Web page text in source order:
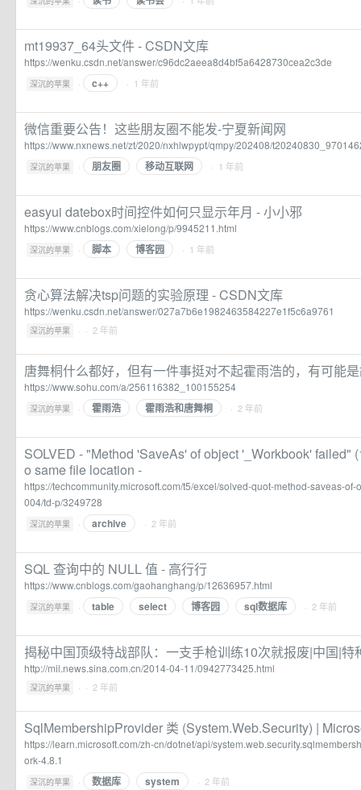
mt19937_64头文件 - CSDN文库
https://wenku.csdn.net/answer/c96dc2aeea8d4bf5a6428730cea2c3de
深沉的苹果 · c++ · 1 年前
微信重要公告！这些朋友圈不能发-宁夏新闻网
https://www.nxnews.net/zt/2020/nxhlwpypt/qmpy/202408/
深沉的苹果 · 朋友圈 移动互联网 · 1 年前
easyui datebox时间控件如何只显示年月 - 小小邪
https://www.cnblogs.com/xielong/p/9945211.html
深沉的苹果 · 脚本 博客园 · 1 年前
贪心算法解决tsp问题的实验原理 - CSDN文库
https://wenku.csdn.net/answer/027a7b6e1982463584227e1f5c6a9761
深沉的苹果 · · 2 年前
唐舞桐什么都好，但有一件事挺对不起霍雨浩的，有可能
https://www.sohu.com/a/256116382_100155254
深沉的苹果 · 霍雨浩 霍雨浩和唐舞桐 · 2 年前
SOLVED - "Method 'SaveAs' of object '_Workbook' failed"
o same file location -
https://techcommunity.microsoft.com/t5/excel/solved-quot-method-saveas-
004/td-p/3249728
深沉的苹果 · archive · 2 年前
SQL 查询中的 NULL 值 - 高行行
https://www.cnblogs.com/gaohanghang/p/12636957.html
深沉的苹果 · table select 博客园 sql数据库 · 2 年前
揭秘中国顶级特战部队：一支手枪训练10次就报废|中国|特
http://mil.news.sina.com.cn/2014-04-11/0942773425.html
深沉的苹果 · · 2 年前
SqlMembershipProvider 类 (System.Web.Security) |
https://learn.microsoft.com/zh-cn/dotnet/api/
ork-4.8.1
深沉的苹果 · 数据库 system · 2 年前